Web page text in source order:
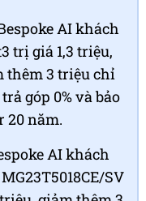
AI khách
trị giá 1,3 triệu,
thêm 3 triệu chỉ
góp 0% và bảo
20 năm.
AI khách
SV